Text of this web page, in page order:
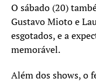
O sábado (20)
Gustavo Mioto e
esgotados, e a
memorável.
Além dos shows, o